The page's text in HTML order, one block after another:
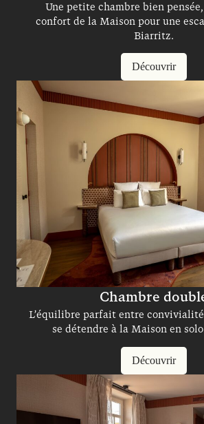
Une petite chambre bien
confort de la Maison pour une
Biarritz.
Découvrir
Chambre
L’équilibre parfait entre
se détendre à la Maison en
Découvrir